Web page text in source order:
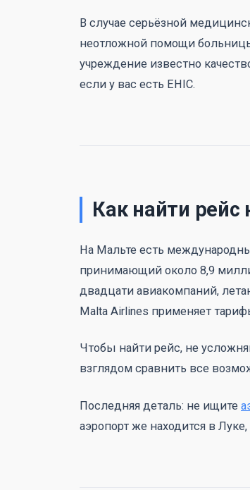
В случае серьёзной
неотложной помощи
учреждение известно
если у вас есть EHIC.
Как найти рейс
На Мальте есть
принимающий около 8,9
двадцати авиакомпаний,
Malta Airlines применяет
Чтобы найти рейс, не
взглядом сравнить все
Последняя деталь: не ищите
аэропорт же находится в